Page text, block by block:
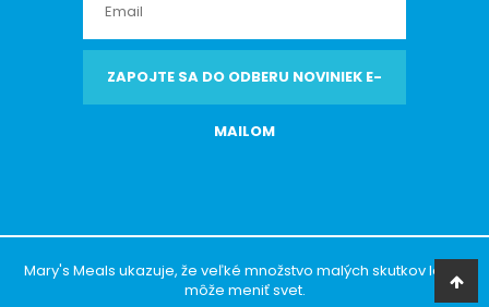
ZAPOJTE SA DO ODBERU NOVINIEK E-
MAILOM
Mary's Meals ukazuje, že veľké množstvo malých skutkov lásky
môže meniť svet.